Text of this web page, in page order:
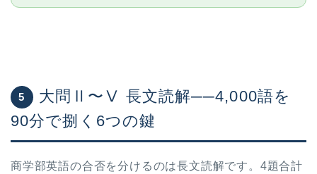
5
大問Ⅱ〜Ⅴ 長文読解──4,000語を
90分で捌く6つの鍵
商学部英語の合否を分けるのは長文読解です。4題合計